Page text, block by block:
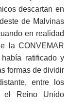
descartan en
de Malvinas
en realidad
la CONVEMAR
ratificado y
formas de dividir
entre los
el Reino Unido